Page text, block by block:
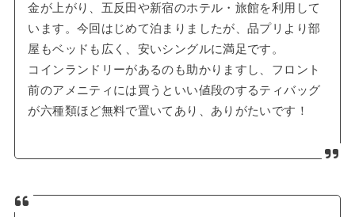
金が上がり、五反田や新宿のホテル・旅館を利用して
います。今回はじめて泊まりましたが、品プリより部
屋もベッドも広く、安いシングルに満足です。
コインランドリーがあるのも助かりますし、フロント
前のアメニティには買うといい値段のするティバッグ
が六種類ほど無料で置いてあり、ありがたいです！